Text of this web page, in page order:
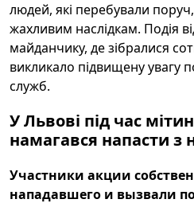
людей, які перебували
жахливим наслідкам. Подія
майданчику, де зібралися
викликало підвищену увагу
служб.
У Львові під час
намагався напасти з
Участники акции
нападавшего и вызвали